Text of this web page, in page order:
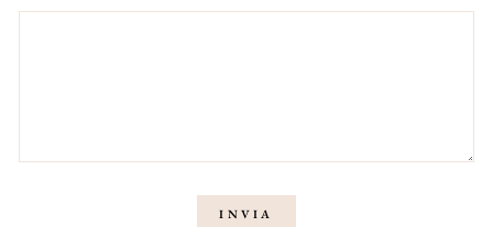
INVIA